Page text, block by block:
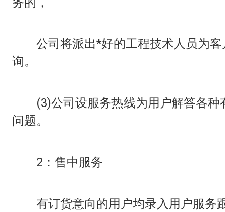
公司将派出*好的工程技术人员为客
询。
(3)公司设服务热线为用户解答各种
问题。
2：售中服务
有订货意向的用户均录入用户服务